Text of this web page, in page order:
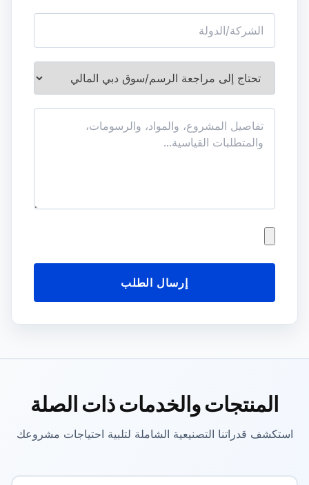
إرسال الطلب
المنتجات والخدمات ذات الصلة
استكشف قدراتنا التصنيعية الشاملة لتلبية احتياجات مشروعك